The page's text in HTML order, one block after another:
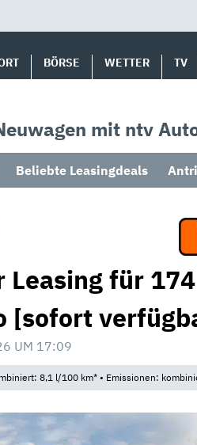
BÖRSE WETTER TV
mit ntv
Beliebte Leasingdeals
Leasing für
[sofort
UM 17:09
8,1 l/100 km* • Emissionen: